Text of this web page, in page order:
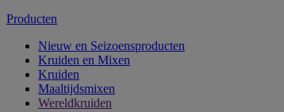
Producten
Nieuw en Seizoensproducten
Kruiden en Mixen
Kruiden
Maaltijdsmixen
Wereldkruiden